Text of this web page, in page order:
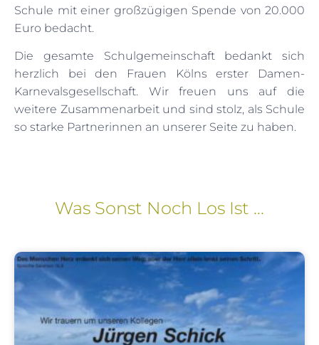
Schule mit einer großzügigen Spende von 20.000
Euro bedacht.
Die gesamte Schulgemeinschaft bedankt sich
herzlich bei den Frauen Kölns erster Damen-
Karnevalsgesellschaft. Wir freuen uns auf die
weitere Zusammenarbeit und sind stolz, als Schule
so starke Partnerinnen an unserer Seite zu haben.
Was Sonst Noch Los Ist ...